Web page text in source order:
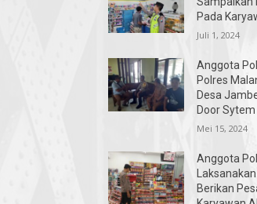
Pada
Juli 1, 2024
Anggota
Polres
Desa
Door Sytem
Mei 15, 2024
Anggota
Berikan